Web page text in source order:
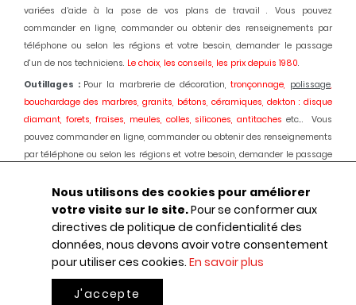
variées d’aide à la pose de vos plans de travail . Vous pouvez
commander en ligne, commander ou obtenir des renseignements par
téléphone ou selon les régions et votre besoin, demander le passage
d'un de nos techniciens. Le choix, les conseils, les prix depuis 1980.
Outillages : Pour la marbrerie de décoration,tronçonnage, polissage,
bouchardage des marbres, granits, bétons, céramiques, dekton : disque
diamant, forets, fraises, meules, colles, silicones, antitaches etc... Vous
pouvez commander en ligne, commander ou obtenir des renseignements
par téléphone ou selon les régions et votre besoin, demander le passage
Machines : Pour la marbrerie de décoration, usinage etpolissage
marbres, granits, bétons, céramiques, dekton :Débiteuses, découpes jet
polissageautomatique des chants, centres d'usinages 3 et 5 axes,
robot, fil diamant, traitement des boues, aspiration des poussières,
ponçage de sols marbres et granits, équipements portatifs en
pneumatiqueetc... : Une offre globale au service de votre activité.
le conseil, les prix, depuis 1980.
Nous utilisons des cookies pour améliorer
votre visite sur le site.Pour se conformer aux
directives de politique de confidentialité des
données, nous devons avoir votre consentement
pour utiliser ces cookies. En savoir plus
J'accepte